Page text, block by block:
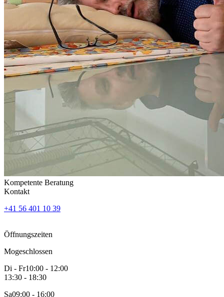
Kompetente Beratung
Kontakt
+41 56 401 10 39
Öffnungszeiten
Mogeschlossen
Di - Fr10:00 - 12:00
13:30 - 18:30
Sa09:00 - 16:00